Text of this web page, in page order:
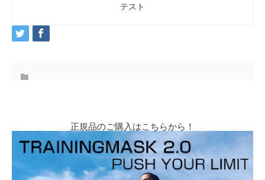
テスト
正規品のご購入はこちらから！